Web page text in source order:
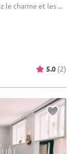
le charme et les ...
5.0 (2)